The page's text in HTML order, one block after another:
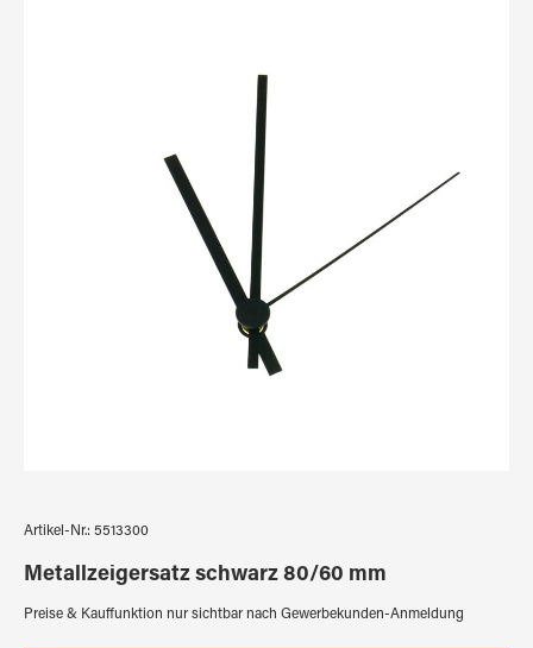
Artikel-Nr.: 5513300
Metallzeigersatz schwarz 80/60 mm
Preise & Kauffunktion nur sichtbar nach Gewerbekunden-Anmeldung